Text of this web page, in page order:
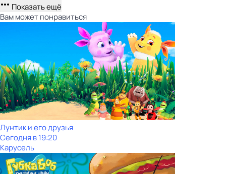
Показать ещё
Вам может понравиться
Лунтик и его друзья
Сегодня в 19:20
Карусель